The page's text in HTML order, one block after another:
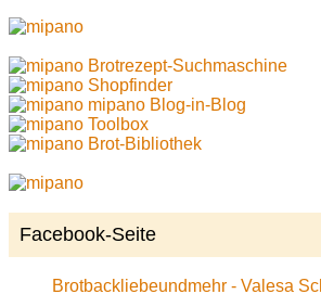
Brotrezept-Suchmaschine
Shopfinder
mipano Blog-in-Blog
Toolbox
Brot-Bibliothek
Facebook-Seite
Brotbackliebeundmehr - Valesa